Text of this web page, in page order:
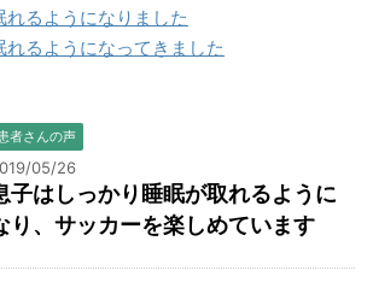
れるようになりました
れるようになってきました
者さんの声
05/26
子はしっかり睡眠が取れるように
り、サッカーを楽しめています